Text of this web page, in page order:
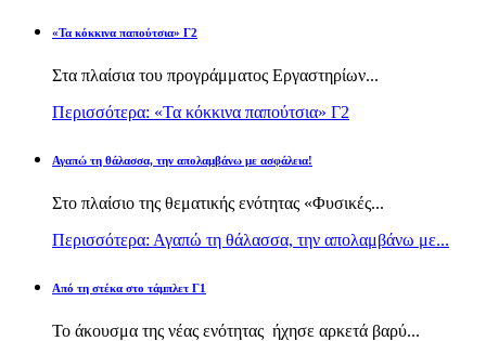
«Τα κόκκινα παπούτσια» Γ2
Στα πλαίσια του προγράμματος Εργαστηρίων...
Περισσότερα: «Τα κόκκινα παπούτσια» Γ2
Αγαπώ τη θάλασσα, την απολαμβάνω με ασφάλεια!
Στο πλαίσιο της θεματικής ενότητας «Φυσικές...
Περισσότερα: Αγαπώ τη θάλασσα, την απολαμβάνω με...
Από τη στέκα στο τάμπλετ Γ1
Το άκουσμα της νέας ενότητας ήχησε αρκετά βαρύ...